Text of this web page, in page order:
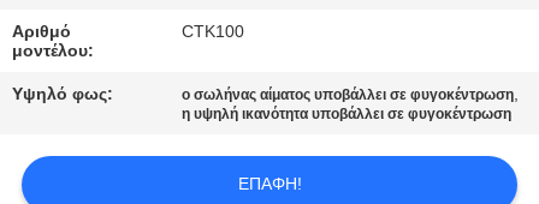
ΕΙΔΉΣΕΙΣ
ΥΠΟΘΈΣΕΙΣ
Αριθμό
μοντέλου:
CTK100
Υψηλό φως: ο σωλήνας αίματος υποβάλλει σε φυγοκέντρωση,
η υψηλή ικανότητα υποβάλλει σε φυγοκέντρωση
ΕΠΑΦΉ!